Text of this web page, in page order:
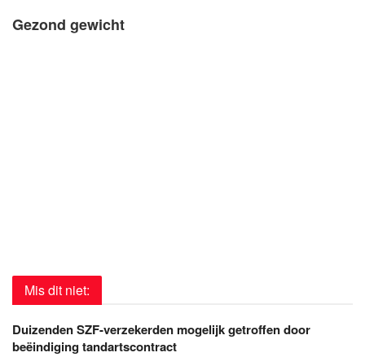
Gezond gewicht
Mis dit niet:
Duizenden SZF-verzekerden mogelijk getroffen door
beëindiging tandartscontract